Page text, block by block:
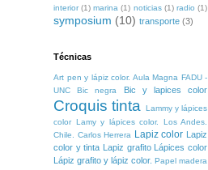
interior (1) marina (1) noticias (1) radio (1)
symposium (10) transporte (3)
Técnicas
Art pen y lápiz color. Aula Magna FADU -
UNC
Bic negra Bic y lapices color
Croquis tinta
Lammy y lápices
color
Lamy y lápices color. Los Andes.
Chile. Carlos Herrera Lapiz color
Lapiz
color y tinta
Lapiz grafito
Lápices color
Lápiz grafito y lápiz color. Papel madera